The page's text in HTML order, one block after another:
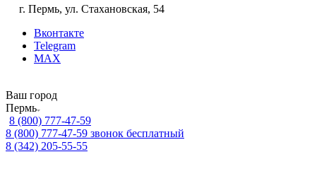
г. Пермь, ул. Стахановская, 54
Вконтакте
Telegram
MAX
Ваш город
Пермь
8 (800) 777-47-59
8 (800) 777-47-59 звонок бесплатный
8 (342) 205-55-55